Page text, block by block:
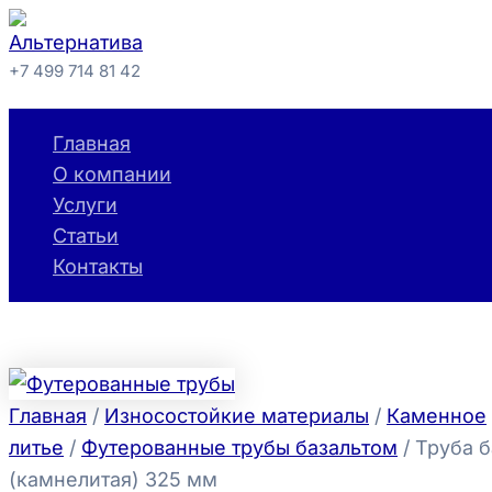
Перейти
к
содержимому
+7 499 714 81 42
Главная
О компании
Услуги
Статьи
Контакты
Главная / Износостойкие материалы / Каменное
литье / Футерованные трубы базальтом / Труба
(камнелитая) 325 мм